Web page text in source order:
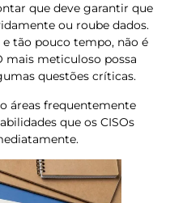
que deve garantir que
ou roube dados.
tão pouco tempo, não é
mais meticuloso possa
questões críticas.
áreas frequentemente
que os CISOs